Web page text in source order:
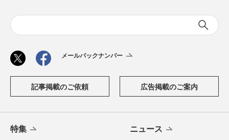
メールバックナンバー
記事掲載のご依頼 広告掲載のご案内
特集 ニュース